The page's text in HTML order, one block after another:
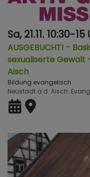
Sa, 21.11. 10:30-15
AUSGEBUCHT! -
sexualiserte
Aisch
Bildung evangelisch
Neustadt a.d. Aisch